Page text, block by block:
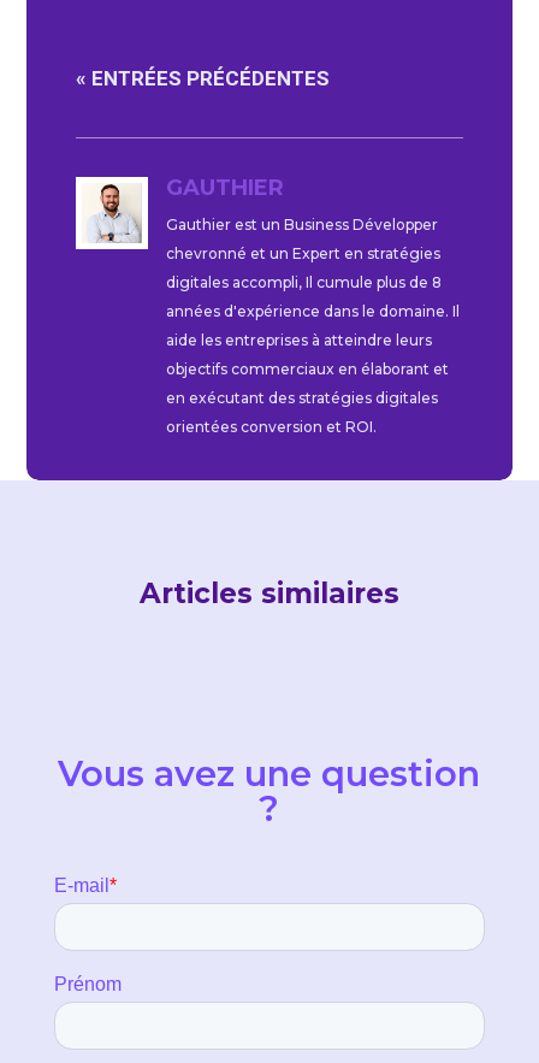
« ENTRÉES PRÉCÉDENTES
GAUTHIER
Gauthier est un Business Développer
chevronné et un Expert en stratégies
digitales accompli, Il cumule plus de 8
années d'expérience dans le domaine. Il
aide les entreprises à atteindre leurs
objectifs commerciaux en élaborant et
en exécutant des stratégies digitales
orientées conversion et ROI.
Articles similaires
Vous avez une question
?